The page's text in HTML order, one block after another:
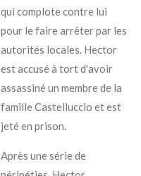
qui complote contre lui
pour le faire arrêter par les
autorités locales. Hector
est accusé à tort d'avoir
assassiné un membre de la
famille Castelluccio et est
jeté en prison.
Après une série de